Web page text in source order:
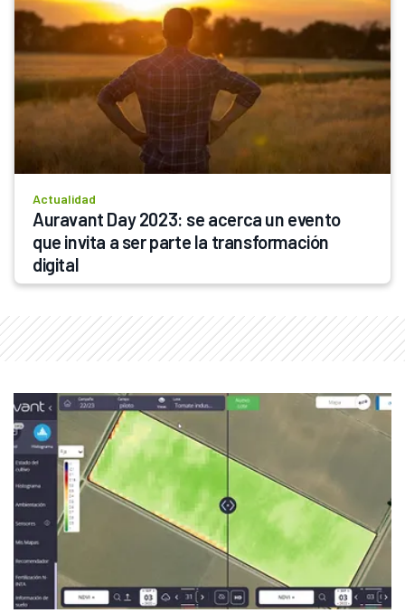
Actualidad
Auravant Day 2023: se acerca un evento
que invita a ser parte la transformación
digital